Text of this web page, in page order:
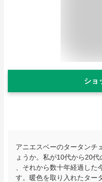
ショ
アニエスベーのタータンチ
ょうか。私が10代から20
、それから数十年経過し
す。暖色を取り入れたター